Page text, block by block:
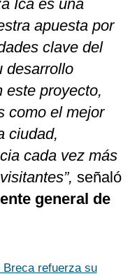
Ica es una
apuesta por
clave del
desarrollo
este proyecto,
como el mejor
ciudad,
cada vez más
señaló
general de
Breca refuerza su